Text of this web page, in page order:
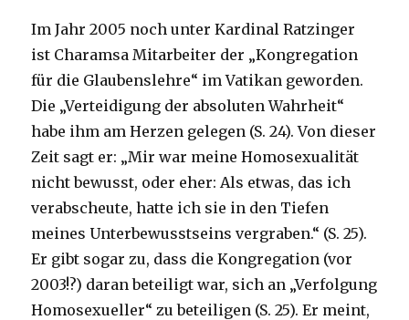
Im Jahr 2005 noch unter Kardinal Ratzinger
ist Charamsa Mitarbeiter der „Kongregation
für die Glaubenslehre“ im Vatikan geworden.
Die „Verteidigung der absoluten Wahrheit“
habe ihm am Herzen gelegen (S. 24). Von dieser
Zeit sagt er: „Mir war meine Homosexualität
nicht bewusst, oder eher: Als etwas, das ich
verabscheute, hatte ich sie in den Tiefen
meines Unterbewusstseins vergraben.“ (S. 25).
Er gibt sogar zu, dass die Kongregation (vor
2003!?) daran beteiligt war, sich an „Verfolgung
Homosexueller“ zu beteiligen (S. 25). Er meint,